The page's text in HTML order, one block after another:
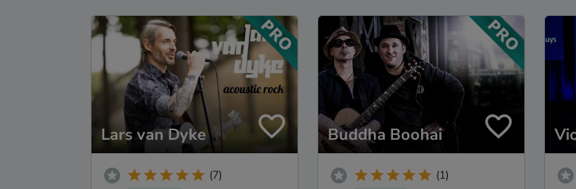
Lars van Dyke
(7)
Buddha Boohai
(1)